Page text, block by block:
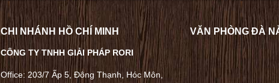
CHI NHÁNH HỒ CHÍ MINH
CÔNG TY TNHH GIẢI PHÁP RORI
Office: 203/7 Ấp 5, Đông Thạnh, Hóc Môn,
VĂN PHÒNG ĐÀ